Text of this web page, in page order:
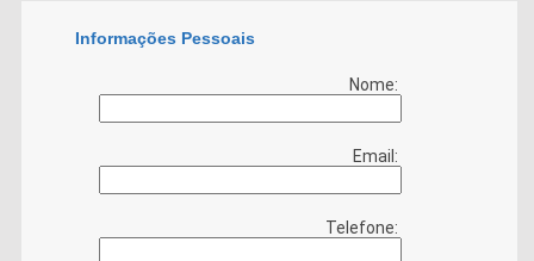
Informações Pessoais
Nome:
Email:
Telefone: